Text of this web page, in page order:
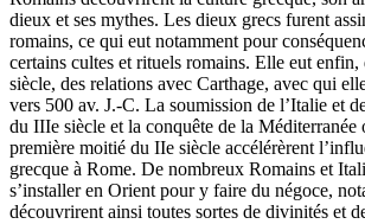
dieux et ses mythes. Les dieux grecs furent
romains, ce qui eut notamment pour
certains cultes et rituels romains. Elle eut
siècle, des relations avec Carthage, avec qui
vers 500 av. J.-C. La soumission de l’Italie et
du IIIe siècle et la conquête de la Méditerranée
première moitié du IIe siècle accélérèrent
grecque à Rome. De nombreux Romains et
s’installer en Orient pour y faire du négoce,
découvrirent ainsi toutes sortes de divinités et